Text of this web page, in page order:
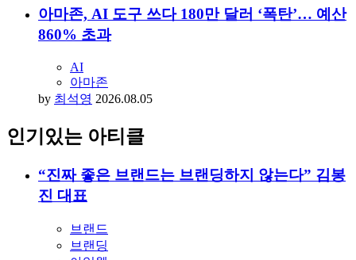
아마존, AI 도구 쓰다 180만 달러 ‘폭탄’… 예산
860% 초과
AI
아마존
by 최석영 2026.08.05
인기있는 아티클
“진짜 좋은 브랜드는 브랜딩하지 않는다” 김봉
진 대표
브랜드
브랜딩